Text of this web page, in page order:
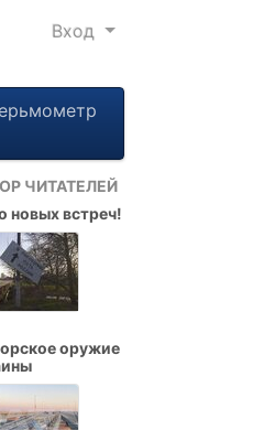
Вход
ЧИТАТЕЛЕЙ
новых встреч!
оружие